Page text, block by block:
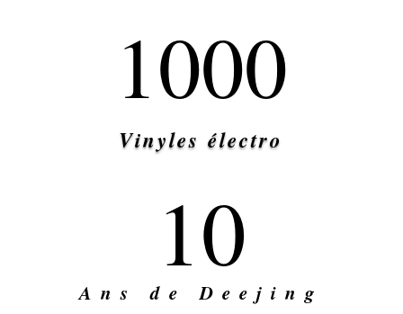
1000
Vinyles électro
10
Ans de Deejing